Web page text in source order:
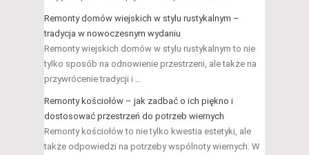
Remonty domów wiejskich w stylu rustykalnym –
tradycja w nowoczesnym wydaniu
Remonty wiejskich domów w stylu rustykalnym to nie
tylko sposób na odnowienie przestrzeni, ale także na
przywrócenie tradycji i …
Remonty kościołów – jak zadbać o ich piękno i
dostosować przestrzeń do potrzeb wiernych
Remonty kościołów to nie tylko kwestia estetyki, ale
także odpowiedzi na potrzeby wspólnoty wiernych. W